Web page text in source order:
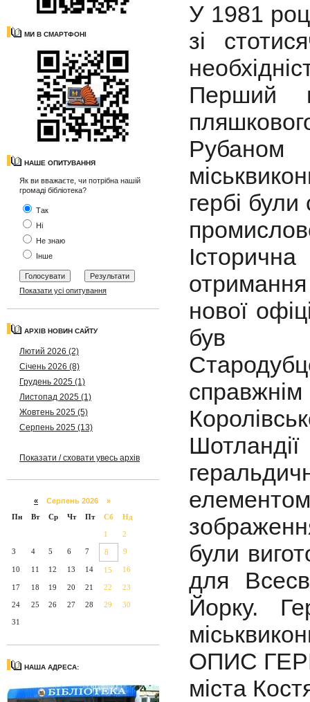
МИ В СМАРТФОНІ
НАШЕ ОПИТУВАННЯ
Як ви вважаєте, чи потрібна нашій
громаді бібліотека?
Так
Ні
Не знаю
Інше
Показати усі опитування
АРХІВ НОВИН САЙТУ
Лютий 2026 (2)
Січень 2026 (8)
Грудень 2025 (1)
Листопад 2025 (1)
Жовтень 2025 (5)
Серпень 2025 (13)
Показати / сховати увесь архів
« Серпень 2026 »
Пн
Вт Ср Чт Пт Сб Нд
1 2
3 4 5 6 7 8 9
10 11 12 13 14 15 16
17 18 19 20 21 22 23
24 25 26 27 28 29 30
31
НАША АДРЕСА:
У 1981
зі
Перший
гербі були
нової
був
були
для
Йорку.
ОПИС
міста